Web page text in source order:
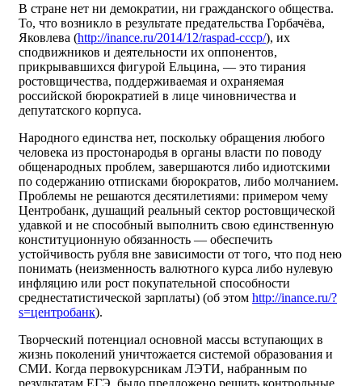
В стране нет ни демократии, ни гражданского общества.
То, что возникло в результате предательства Горбачёва,
Яковлева (http://inance.ru/2014/12/raspad-cccp/), их
сподвижников и деятельности их оппонентов,
прикрывавшихся фигурой Ельцина, — это тирания
ростовщичества, поддерживаемая и охраняемая
российской бюрократией в лице чиновничества и
депутатского корпуса.
Народного единства нет, поскольку обращения любого
человека из простонародья в органы власти по поводу
общенародных проблем, завершаются либо идиотскими
по содержанию отписками бюрократов, либо молчанием.
Проблемы не решаются десятилетиями: примером чему
Центробанк, душащий реальный сектор ростовщической
удавкой и не способный выполнить свою единственную
конституционную обязанность — обеспечить
устойчивость рубля вне зависимости от того, что под нею
понимать (неизменность валютного курса либо нулевую
инфляцию или рост покупательной способности
среднестатистической зарплаты) (об этом http://inance.ru/?
s=центробанк).
Творческий потенциал основной массы вступающих в
жизнь поколений уничтожается системой образования и
СМИ. Когда первокурсникам ЛЭТИ, набранным по
результатам ЕГЭ, было предложено решить контрольные